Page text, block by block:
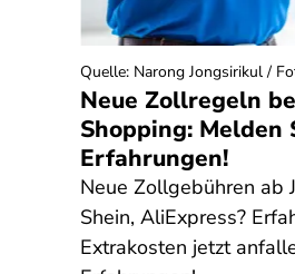
Neue Zollregeln
Shopping: Melden
Erfahrungen!
Neue Zollgebühren ab
Shein, AliExpress?
Extrakosten jetzt
Quelle: Narong Jongsirikul /